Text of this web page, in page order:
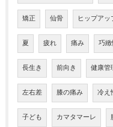
矯正 仙骨 ヒップアッ
夏 疲れ 痛み 巧
長生き 前向き 健康管
左右差 膝の痛み 冷え
子ども カマタマーレ